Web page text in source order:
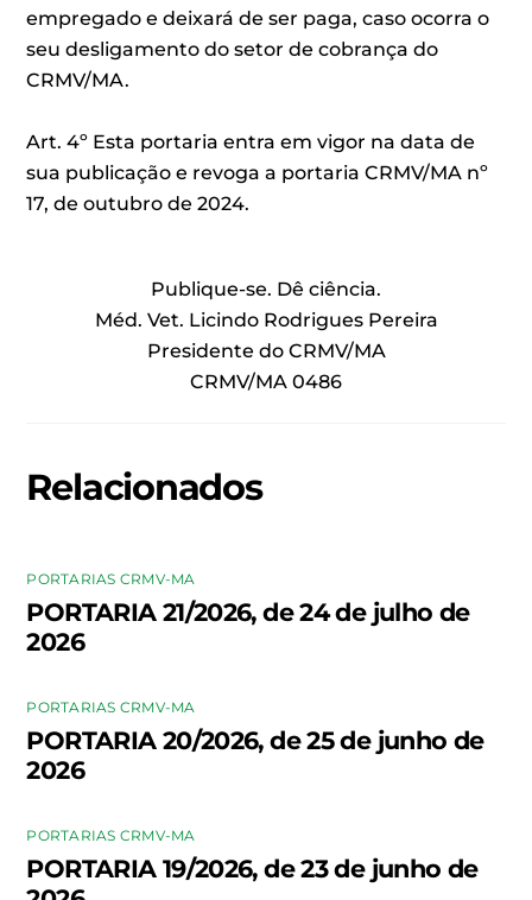
empregado e deixará de ser paga, caso ocorra o
seu desligamento do setor de cobrança do
CRMV/MA.
Art. 4º Esta portaria entra em vigor na data de
sua publicação e revoga a portaria CRMV/MA nº
17, de outubro de 2024.
Publique-se. Dê ciência.
Méd. Vet. Licindo Rodrigues Pereira
Presidente do CRMV/MA
CRMV/MA 0486
Relacionados
PORTARIAS CRMV-MA
PORTARIA 21/2026, de 24 de julho de
2026
PORTARIAS CRMV-MA
PORTARIA 20/2026, de 25 de junho de
2026
PORTARIAS CRMV-MA
PORTARIA 19/2026, de 23 de junho de